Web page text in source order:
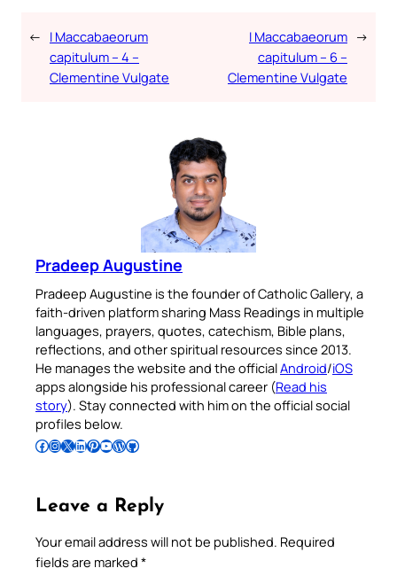
← I Maccabaeorum
capitulum – 4 –
Clementine Vulgate
I Maccabaeorum
capitulum – 6 –
Clementine Vulgate
→
Pradeep Augustine
Pradeep Augustine is the founder of Catholic Gallery, a
faith-driven platform sharing Mass Readings in multiple
languages, prayers, quotes, catechism, Bible plans,
reflections, and other spiritual resources since 2013.
He manages the website and the officialAndroid/iOS
apps alongside his professional career (Read his
story). Stay connected with him on the official social
profiles below.
Follow Pradeep on Facebook Follow Pradeep on InstagramFollow Pradeep on X Follow Pradeep on LinkedIn Follow Pradeep on Pinterest Subscribe to Pradeep’s Youtube Channel Follow Pradeep on WordPress Follow Pradeep on GitHub
Leave a Reply
Your email address will not be published. Required
fields are marked *